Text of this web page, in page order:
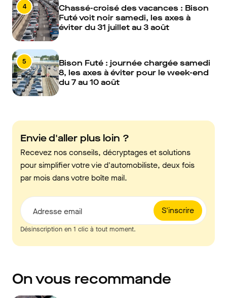
4
Chassé-croisé des vacances : Bison
Futé voit noir samedi, les axes à
éviter du 31 juillet au 3 août
5
Bison Futé : journée chargée samedi
8, les axes à éviter pour le week-end
du 7 au 10 août
Envie d'aller plus loin ?
Recevez nos conseils, décryptages et solutions
pour simplifier votre vie d'automobiliste, deux fois
par mois dans votre boîte mail.
S'inscrire
Adresse email
Désinscription en 1 clic à tout moment.
On vous recommande